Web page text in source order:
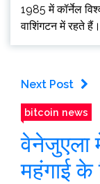
1985 में कॉर्नेल
वाशिंगटन में रहते हैं।
Next Post
bitcoin news
वेनेजुएला
महंगाई के